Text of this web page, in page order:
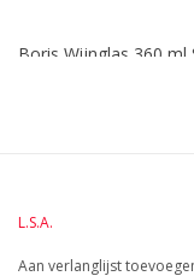
Boris Wijnglas 360 ml
L.S.A.
Aan verlanglijst